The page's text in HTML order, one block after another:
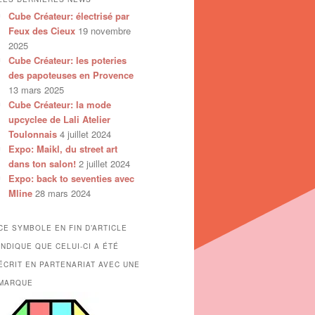
Cube Créateur: électrisé par
Feux des Cieux 19 novembre
2025
Cube Créateur: les poteries
des papoteuses en Provence
13 mars 2025
Cube Créateur: la mode
upcyclee de Lali Atelier
Toulonnais 4 juillet 2024
Expo: Maikl, du street art
dans ton salon! 2 juillet 2024
Expo: back to seventies avec
Mline 28 mars 2024
SYMBOLE EN FIN D’ARTICLE
QUE CELUI-CI A ÉTÉ
EN PARTENARIAT AVEC UNE